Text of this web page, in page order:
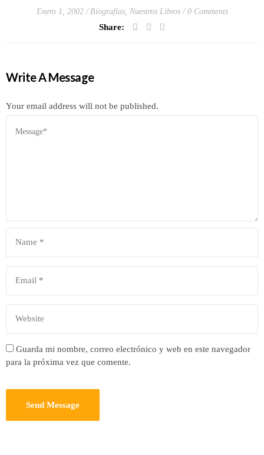
Enero 1, 2002 Biografías, Nuestros Libros 0 Comments
Share:
Write A Message
Your email address will not be published.
Guarda mi nombre, correo electrónico y web en este navegador
para la próxima vez que comente.